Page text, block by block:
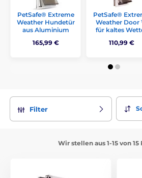
PetSafe® Extreme
Weather Hundetür
aus Aluminium
165,99 €
PetSafe®
Weather
für kaltes
110,99 €
Filter
Wir stellen aus 1-15 von